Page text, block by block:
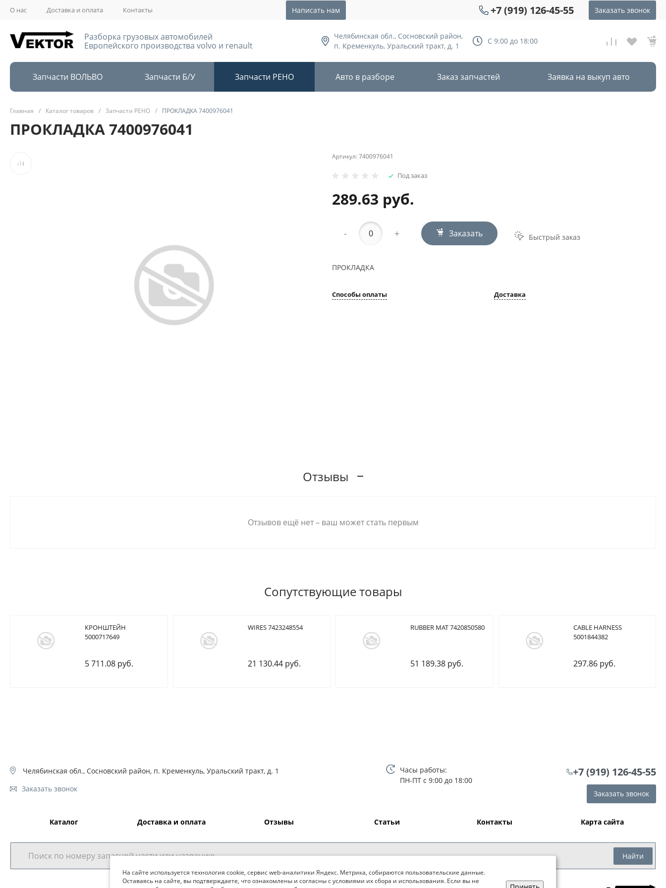
О нас Доставка и оплата Контакты Написать нам +7 (919) 126-45-55 Заказать звонок
Разборка грузовых автомобилей
Европейского производства volvo и renault
Челябинская обл., Сосновский район,
п. Кременкуль, Уральский тракт, д. 1
С 9:00 до 18:00
Запчасти ВОЛЬВО Запчасти Б/У Запчасти РЕНО Авто в разборе Заказ запчастей Заявка на выкуп авто
Главная / Каталог товаров / Запчасти РЕНО / ПРОКЛАДКА 7400976041
ПРОКЛАДКА 7400976041
Артикул:7400976041
Под заказ
289.63 руб.
- + Заказать Быстрый заказ
ПРОКЛАДКА
Способы оплаты Доставка
Отзывы
Отзывов ещё нет – ваш может стать первым
Сопутствующие товары
КРОНШТЕЙН
5000717649
5 711.08 руб.
WIRES 7423248554
21 130.44 руб.
RUBBER MAT 7420850580
51 189.38 руб.
CABLE HARNESS
5001844382
297.86 руб.
Челябинская обл., Сосновский район, п. Кременкуль, Уральский тракт, д. 1
Заказать звонок
Часы работы:
ПН-ПТ с 9:00 до 18:00
+7 (919) 126-45-55
Заказать звонок
Каталог Доставка и оплата Отзывы Статьи Контакты Карта сайта
Найти
На сайте используется технология cookie, сервис web-аналитики Яндекс. Метрика, собираются пользовательские данные.
Оставаясь на сайте, вы подтверждаете, что ознакомлены и согласны с условиями их сбора и использования. Если вы не